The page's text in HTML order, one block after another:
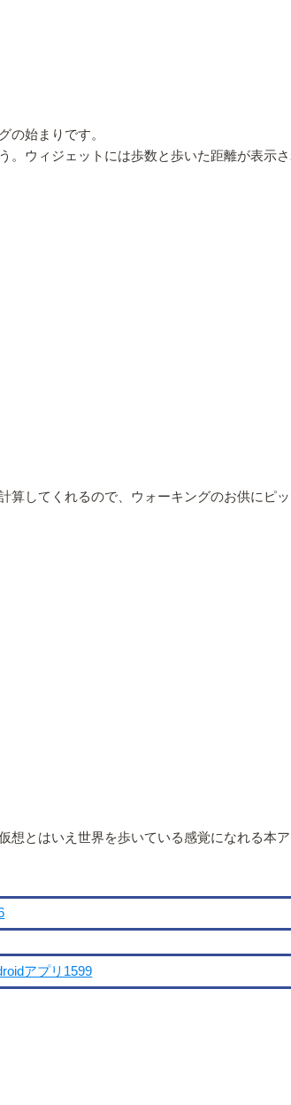
の始まりです。
。ウィジェットには歩数と歩いた距離が表示
算してくれるので、ウォーキングのお供にピ
とはいえ世界を歩いている感覚になれる本
アプリ1599